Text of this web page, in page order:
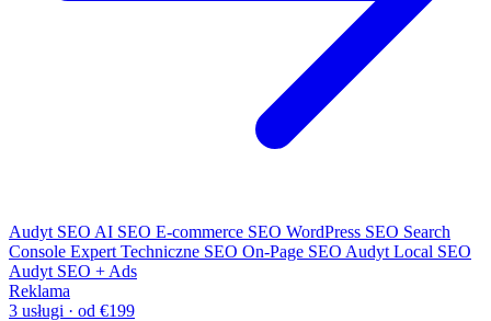
Audyt SEO AI SEO E-commerce SEO WordPress SEO Search
Console Expert Techniczne SEO On-Page SEO Audyt Local SEO
Audyt SEO + Ads
Reklama
3 usługi · od €199